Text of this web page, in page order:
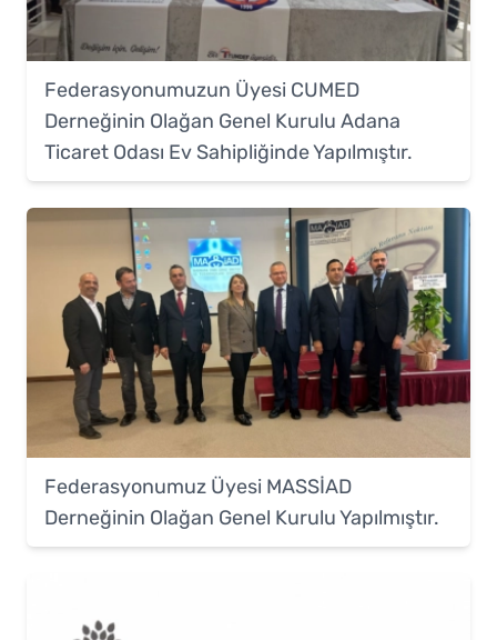
Federasyonumuzun Üyesi CUMED
Derneğinin Olağan Genel Kurulu Adana
Ticaret Odası Ev Sahipliğinde Yapılmıştır.
Federasyonumuz Üyesi MASSİAD
Derneğinin Olağan Genel Kurulu Yapılmıştır.